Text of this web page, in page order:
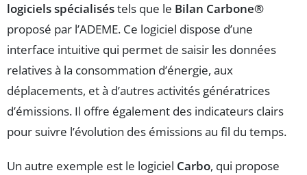
logiciels spécialiséstels que le Bilan Carbone®
proposé par l’ADEME. Ce logiciel dispose d’une
interface intuitive qui permet de saisir les données
relatives à la consommation d’énergie, aux
déplacements, et à d’autres activités génératrices
d’émissions. Il offre également des indicateurs clairs
pour suivre l’évolution des émissions au fil du temps.
Un autre exemple est le logiciel Carbo, qui propose